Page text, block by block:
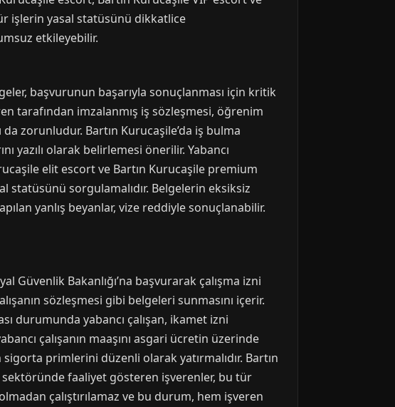
işlerin yasal statüsünü dikkatlice
etkileyebilir.
başvurunun başarıyla sonuçlanması için kritik
tarafından imzalanmış iş sözleşmesi, öğrenim
da zorunludur. Bartın Kurucaşile’da iş bulma
yazılı olarak belirlemesi önerilir. Yabancı
elit escort ve Bartın Kurucaşile premium
statüsünü sorgulamalıdır. Belgelerin eksiksiz
yanlış beyanlar, vize reddiyle sonuçlanabilir.
Güvenlik Bakanlığı’na başvurarak çalışma izni
sözleşmesi gibi belgeleri sunmasını içerir.
durumunda yabancı çalışan, ikamet izni
çalışanın maaşını asgari ücretin üzerinde
primlerini düzenli olarak yatırmalıdır. Bartın
sektöründe faaliyet gösteren işverenler, bu tür
çalıştırılamaz ve bu durum, hem işveren